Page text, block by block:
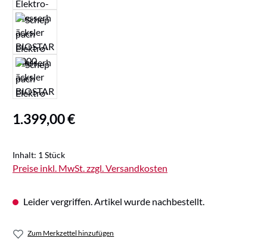
Regulärer Preis:
1.399,00 €
Inhalt: 1 Stück
Preise inkl. MwSt. zzgl. Versandkosten
Leider vergriffen. Artikel wurde nachbestellt.
Zum Merkzettel hinzufügen